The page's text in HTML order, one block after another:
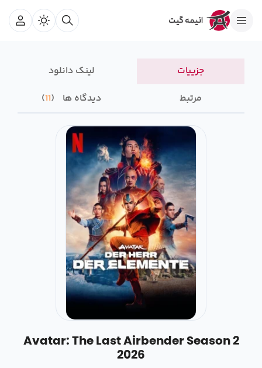
جزییات
لینک دانلود
مرتبط
دیدگاه ها 11
Avatar: The Last Airbender Season 2
2026